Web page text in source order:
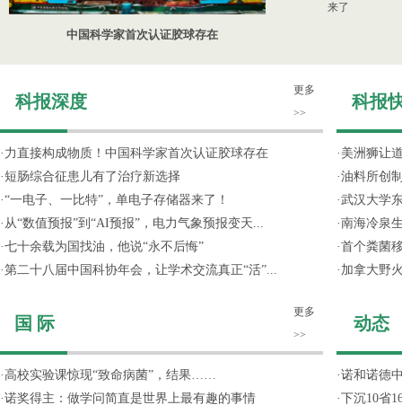
中国科学家首次认证胶球存在
来了
科报深度
更多
>>
· 力直接构成物质！中国科学家首次认证胶球存在
· 短肠综合征患儿有了治疗新选择
·“一电子、一比特”，单电子存储器来了！
· 从“数值预报”到“AI预报”，电力气象预报变天...
·七十余载为国找油，他说“永不后悔”
·第二十八届中国科协年会，让学术交流真正“活”...
国 际
更多
>>
· 高校实验课惊现“致命病菌”，结果……
·诺奖得主：做学问简直是世界上最有趣的事情
科报
· 美洲狮让
·油料所创
·武汉大学
·南海冷泉
·首个粪菌
· 加拿大野
动态
·诺和诺德
·下沉10省